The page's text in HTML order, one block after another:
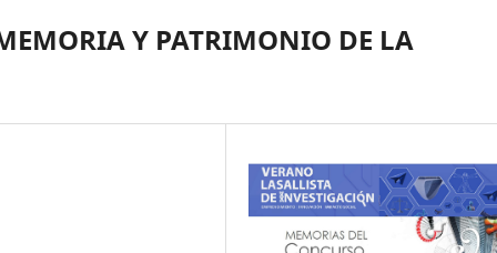
Y PATRIMONIO DE LA